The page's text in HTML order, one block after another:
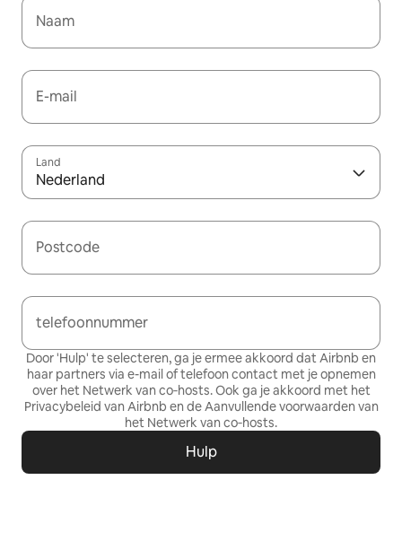
Naam
E-mail
Land
Nederland
Postcode
telefoonnummer
Door 'Hulp' te selecteren, ga je ermee akkoord dat Airbnb en
haar partners via e-mail of telefoon contact met je opnemen
over het Netwerk van co‑hosts. Ook ga je akkoord met het
Privacybeleid van Airbnb en deAanvullende voorwaarden van
het Netwerk van co‑hosts.
Hulp